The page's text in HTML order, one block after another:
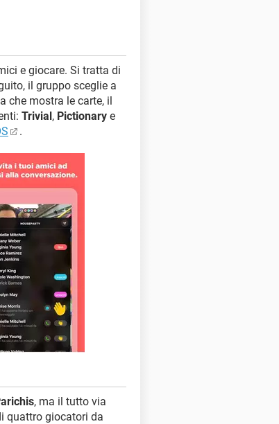
e giocare. Si tratta di
il gruppo sceglie a
che mostra le carte, il
Trivial, Pictionary e
.
, ma il tutto via
quattro giocatori da